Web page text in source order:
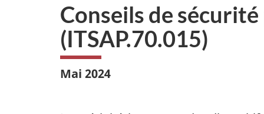
Conseils de
(ITSAP.70.015)
Mai 2024